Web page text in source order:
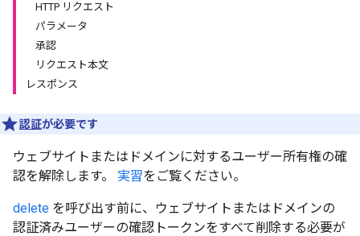
HTTP リクエスト
パラメータ
承認
リクエスト本文
レスポンス
認証が必要です
ウェブサイトまたはドメインに対するユーザー所有権の確
認を解除します。 実習をご覧ください。
delete を呼び出す前に、ウェブサイトまたはドメインの
認証済みユーザーの確認トークンをすべて削除する必要が